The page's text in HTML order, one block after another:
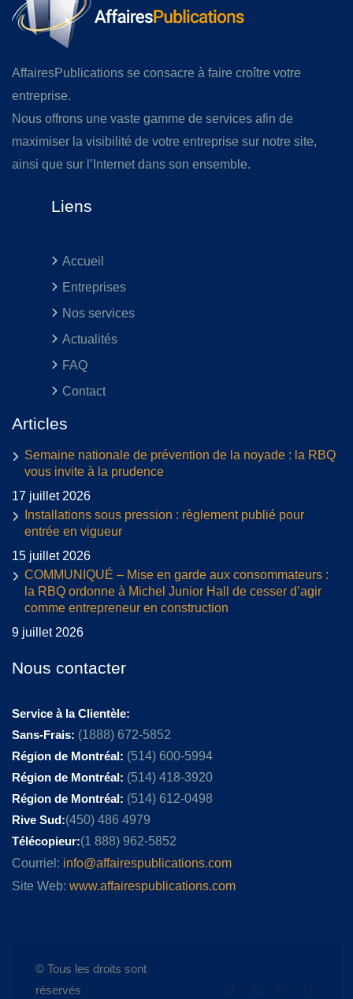
AffairesPublications se consacre à faire croître votre
entreprise.
Nous offrons une vaste gamme de services afin de
maximiser la visibilité de votre entreprise sur notre site,
ainsi que sur l’Internet dans son ensemble.
Liens
Accueil
Entreprises
Nos services
Actualités
FAQ
Contact
Articles
Semaine nationale de prévention de la noyade : la RBQ
vous invite à la prudence
17 juillet 2026
Installations sous pression : règlement publié pour
entrée en vigueur
15 juillet 2026
COMMUNIQUÉ – Mise en garde aux consommateurs :
la RBQ ordonne à Michel Junior Hall de cesser d’agir
comme entrepreneur en construction
9 juillet 2026
Nous contacter
Service à la Clientèle:
Sans-Frais: (1888) 672-5852
Région de Montréal: (514) 600-5994
Région de Montréal: (514) 418-3920
Région de Montréal: (514) 612-0498
Rive Sud:(450) 486 4979
Télécopieur:(1 888) 962-5852
Courriel: info@affairespublications.com
Site Web: www.affairespublications.com
© Tous les droits sont
réservés